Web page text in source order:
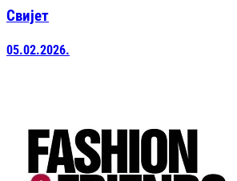
Свијет
05.02.2026.